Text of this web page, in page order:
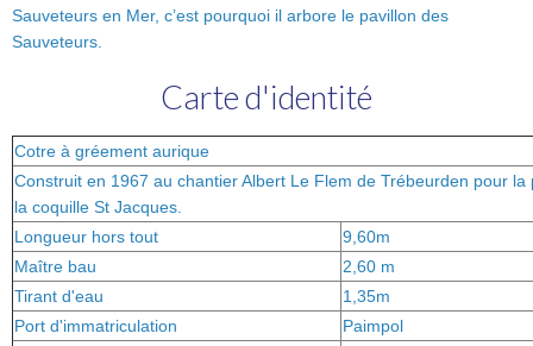
Sauveteurs en Mer, c’est pourquoi il arbore le pavillon des
Sauveteurs.
Carte d'identité
Cotre à gréement aurique
Construit en 1967 au chantier Albert Le Flem de Trébeurden pour la
la coquille St Jacques.
Longueur hors tout
9,60m
Maître bau
2,60 m
Tirant d'eau
1,35m
Port d'immatriculation
Paimpol